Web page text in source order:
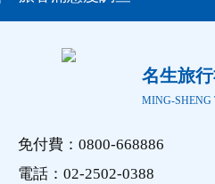
名生旅
MING-SHENG
免付費：0800-668886
電話：02-2502-0388